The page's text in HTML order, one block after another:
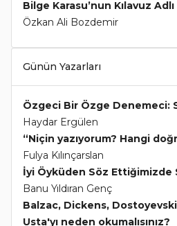
Bilge Karasu’nun Kılavuz
Özkan Ali Bozdemir
Günün Yazarları
Özgeci Bir Özge Denemeci:
Haydar Ergülen
“Niçin yazıyorum? Hangi
Fulya Kılınçarslan
İyi Öyküden Söz
Banu Yıldıran Genç
Balzac, Dickens,
Usta'yı neden okumalısınız?